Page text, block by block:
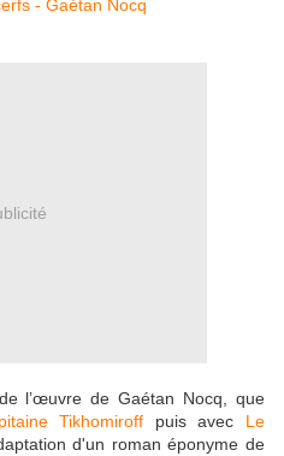
l’œuvre de Gaétan Nocq, que
Tikhomiroff puis avec Le
d'un roman éponyme de